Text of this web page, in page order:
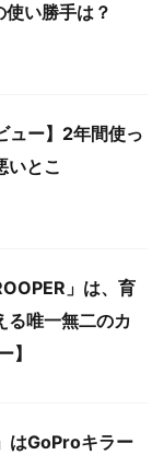
い勝手は？
ュー】2年間使っ
いとこ
」は、育
る唯一無二のカ
】
はGoProキラー